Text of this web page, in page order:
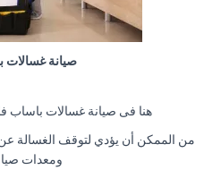
صيانة
هنا فى صيانة غسالات
من الممكن أن يؤدي لتوقف الغسالة عن
ومعدات